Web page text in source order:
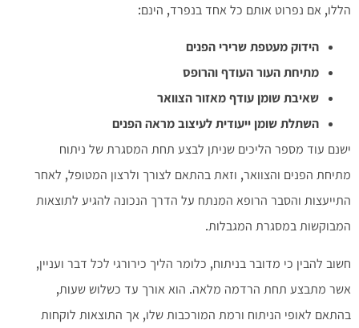
הללו, אם נפרוט אותם כל אחד בנפרד, הינם:
הידוק מעטפת שרירי הפנים
מתיחת העור העודף והרופס
שאיבת שומן עודף מאזור הצוואר
השתלת שומן ייעודית לעיצוב מראה הפנים
ישנם עוד מספר הליכים שניתן לבצע תחת המסגרת של ניתוח
מתיחת הפנים והצוואר, וזאת בהתאם לצורך ולרצון המטופל, לאחר
התייעצות והסבר הרופא המנתח על הדרך הנכונה להגיע לתוצאות
המבוקשות במסגרת המגבלות.
חשוב להבין כי מדובר בניתוח, כלומר הליך כירורגי לכל דבר ועניין,
אשר מתבצע תחת הרדמה מלאה. הוא אורך עד כשלוש שעות,
בהתאם לאופי הניתוח ורמת המורכבות שלו, אך התוצאות לוקחות